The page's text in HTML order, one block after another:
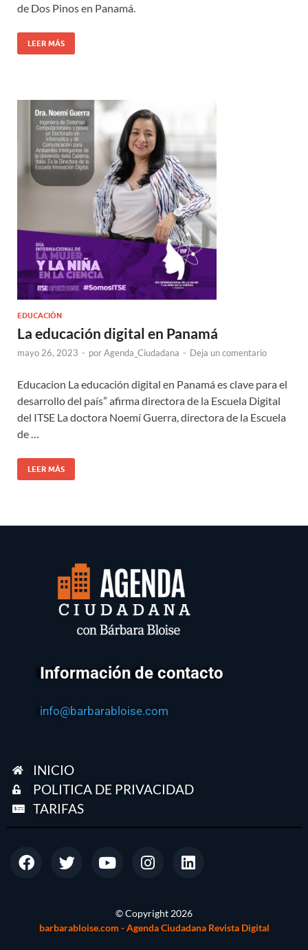
de Dos Pinos en Panamá.
LEER MÁS
EDUCACIÓN
La educación digital en Panamá
mayo 26, 2023 - porAgenda_Ciudadana - Deja un comentario
Educacion La educación digital en Panamá es clave para el
desarrollo del país” afirma directora de la Escuela Digital
del ITSE La doctora Noemí Guerra, directora de la Escuela
de …
LEER MÁS
Información de contacto
info@barbarabloise.com
INICIO
POLITICA DE PRIVACIDAD
TARIFAS
© Copyright 2026
barbarabloise.com - Agenda Ciudadana Revista Digital